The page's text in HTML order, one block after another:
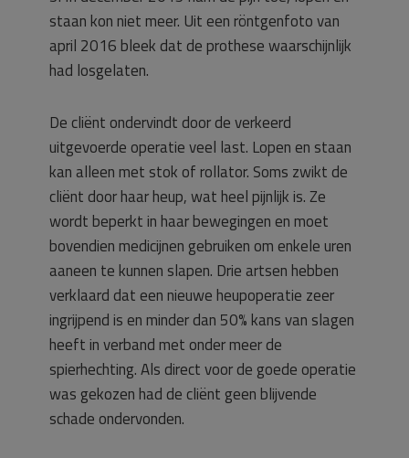
staan kon niet meer. Uit een röntgenfoto van
april 2016 bleek dat de prothese waarschijnlijk
had losgelaten.
De cliënt ondervindt door de verkeerd
uitgevoerde operatie veel last. Lopen en staan
kan alleen met stok of rollator. Soms zwikt de
cliënt door haar heup, wat heel pijnlijk is. Ze
wordt beperkt in haar bewegingen en moet
bovendien medicijnen gebruiken om enkele uren
aaneen te kunnen slapen. Drie artsen hebben
verklaard dat een nieuwe heupoperatie zeer
ingrijpend is en minder dan 50% kans van slagen
heeft in verband met onder meer de
spierhechting. Als direct voor de goede operatie
was gekozen had de cliënt geen blijvende
schade ondervonden.